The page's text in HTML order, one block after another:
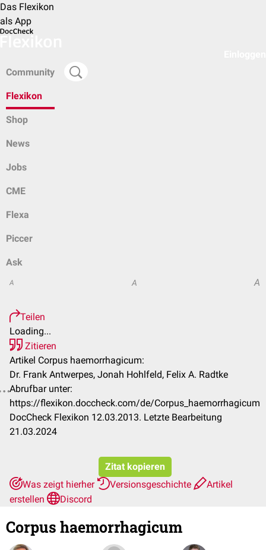
Das Flexikon
als App
Community
Flexikon
Shop
News
Jobs
CME
Flexa
Piccer
Ask
A A A
Teilen
Loading...
Zitieren
Artikel Corpus haemorrhagicum:
Dr. Frank Antwerpes, Jonah Hohlfeld, Felix A. Radtke
Abrufbar unter:
https://flexikon.doccheck.com/de/Corpus_haemorrhagicum
DocCheck Flexikon 12.03.2013. Letzte Bearbeitung
21.03.2024
Zitat kopieren
Was zeigt hierher
Versionsgeschichte
Artikel
erstellen
Discord
Corpus haemorrhagicum